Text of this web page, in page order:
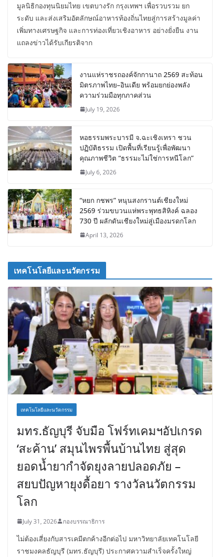
มูลนิธิกองทุนนิยมไทย เขตบางรัก กรุงเทพฯ เพื่อรวบรวม ยก
ระดับ และส่งเสริมอัตลักษณ์อาหารท้องถิ่นไทยสู่การสร้างมูลค่า
เพิ่มทางเศรษฐกิจ และการท่องเที่ยวเชิงอาหาร อย่างยั่งยืน งาน
แถลงข่าวได้รับเกียรติจาก
งานแห่ราชรถองค์จักกานาถ 2569 สะท้อน
มิตรภาพไทย–อินเดีย พร้อมยกย่องพลัง
ความร่วมมือทุกภาคส่วน
July 19, 2026
หอธรรมพระบารมี จ.ฉะเชิงเทรา ชวน
ปฏิบัติธรรม เปิดพื้นที่เรียนรู้เพื่อพัฒนา
คุณภาพชีวิต “ธรรมะไม่ใช่การหนีโลก”
July 6, 2026
“หยก กชพร” หนุนสงกรานต์เชียงใหม่
2569 ร่วมขบวนแห่พระพุทธสิหิงค์ ฉลอง
730 ปี ผลักดันเชียงใหม่สู่เมืองมรดกโลก
April 13, 2026
เทคโนโลยีและนวัตกรรม
เทคโนโลยีและนวัตกรรม
มทร.ธัญบุรี จับมือ โฟร์ทเคมฯอัปเกรด
‘สะค้าน’ สมุนไพรพื้นบ้านไทย สู่สุด
ยอดน้ำยากำจัดยุงลายปลอดภัย –
สยบปัญหายุงดื้อยา รางวัลนวัตกรรม
โลก
July 31, 2026 กองบรรณาธิการ
ไม่ต้องเสี่ยงกับสารเคมีตกค้างอีกต่อไป มหาวิทยาลัยเทคโนโลยี
ราชมงคลธัญบุรี (มทร.ธัญบุรี) ประกาศความสำเร็จครั้งใหญ่